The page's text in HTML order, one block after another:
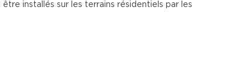
installés sur les terrains résidentiels par les